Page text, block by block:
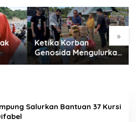
»
Ketika Korban
Genosida Mengulurkan
Tangan untuk Aceh
Salurkan Bantuan 37 Kursi